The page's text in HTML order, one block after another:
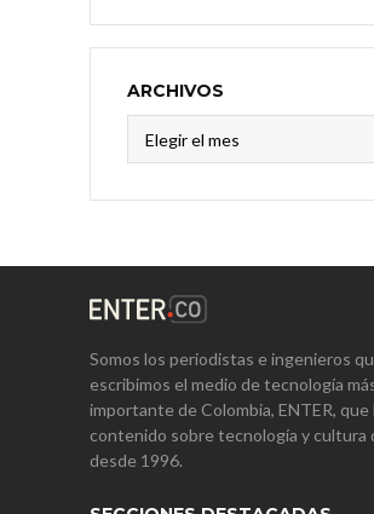
ARCHIVOS
Somos los periodistas e ingenieros
escribimos el medio de tecnología
importante de Colombia, ENTER,
contenido sobre tecnología y cultura
desde 1996.